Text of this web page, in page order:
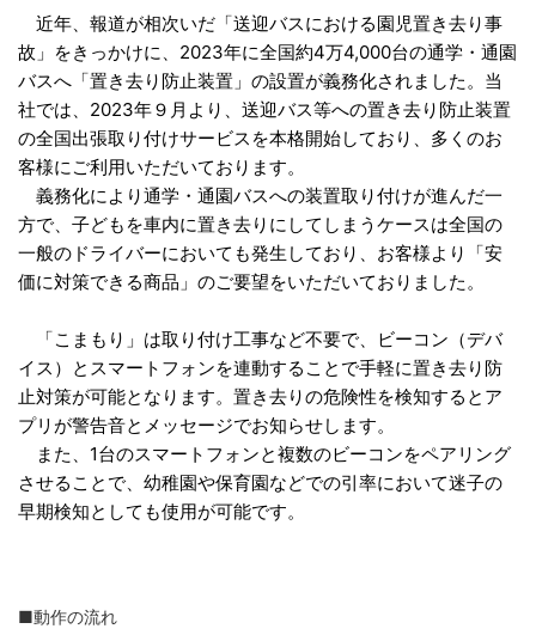
近年、報道が相次いだ「送迎バスにおける園児置き去り事
故」をきっかけに、2023年に全国約4万4,000台の通学・通園
バスへ「置き去り防止装置」の設置が義務化されました。当
社では、2023年９月より、送迎バス等への置き去り防止装置
の全国出張取り付けサービスを本格開始しており、多くのお
客様にご利用いただいております。
義務化により通学・通園バスへの装置取り付けが進んだ一
方で、子どもを車内に置き去りにしてしまうケースは全国の
一般のドライバーにおいても発生しており、お客様より「安
価に対策できる商品」のご要望をいただいておりました。
「こまもり」は取り付け工事など不要で、ビーコン（デバ
イス）とスマートフォンを連動することで手軽に置き去り防
止対策が可能となります。置き去りの危険性を検知するとア
プリが警告音とメッセージでお知らせします。
また、1台のスマートフォンと複数のビーコンをペアリング
させることで、幼稚園や保育園などでの引率において迷子の
早期検知としても使用が可能です。
■動作の流れ